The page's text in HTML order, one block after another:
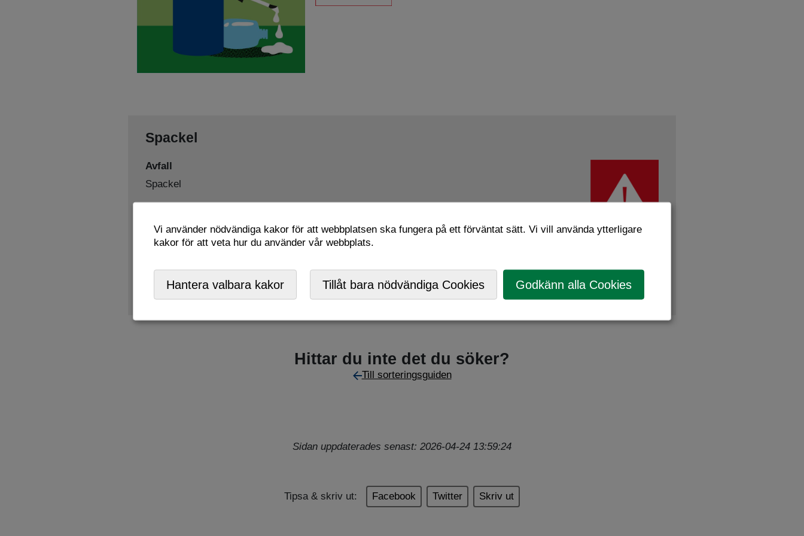
Spackel
Avfall
Spackel
Farligt avfall
Hittar du inte det du söker?
Till sorteringsguiden
Sidan uppdaterades senast: 2026-04-24 13:59:24
Tipsa & skriv ut: Facebook Twitter Skriv ut
Vi använder nödvändiga kakor för att webbplatsen ska fungera på ett förväntat sätt. Vi vill använda ytterligare
kakor för att veta hur du använder vår webbplats.
Hantera valbara kakor Tillåt bara nödvändiga Cookies Godkänn alla Cookies